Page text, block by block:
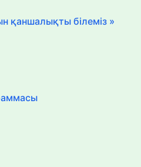
қаншалықты білеміз »